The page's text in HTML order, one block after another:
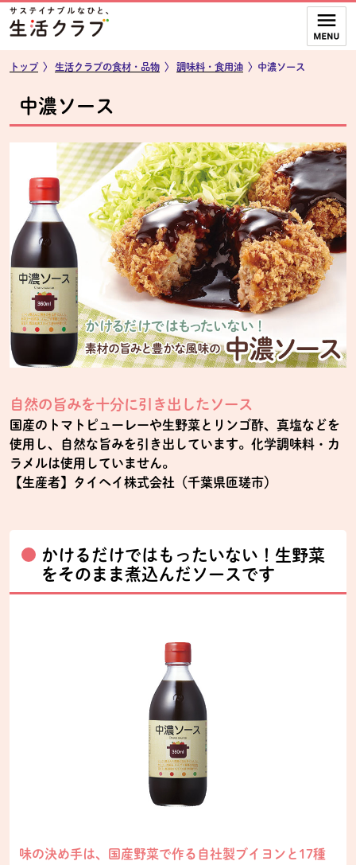
ページの先頭です。
本文へジャンプする。
トップ 〉 生活クラブの食材・品物 〉 調味料・食用油 〉中濃ソース
中濃ソース
自然の旨みを十分に引き出したソース
国産のトマトピューレーや生野菜とリンゴ酢、真塩などを
使用し、自然な旨みを引き出しています。化学調味料・カ
ラメルは使用していません。
【生産者】タイヘイ株式会社（千葉県匝瑳市）
かけるだけではもったいない！生野菜
をそのまま煮込んだソースです
味の決め手は、国産野菜で作る自社製ブイヨンと17種